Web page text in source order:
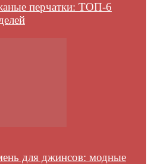
перчатки: ТОП-6
для джинсов: модные